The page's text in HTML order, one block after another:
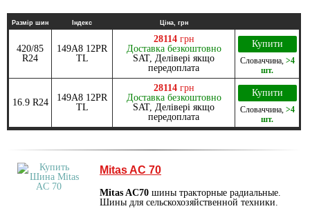
Размір шин Індекс Ціна, грн
420/85
R24
149A8 12PR
TL
28114 грн
Доставка безкоштовно
SAT, Делівері якщо
передоплата
Купити
Словаччина, >4
шт.
16.9 R24
149A8 12PR
TL
28114 грн
Доставка безкоштовно
SAT, Делівері якщо
передоплата
Купити
Словаччина, >4
шт.
Mitas AC 70
Mitas AC70 шины тракторные радиальные.
Шины для сельскохозяйственной техники.